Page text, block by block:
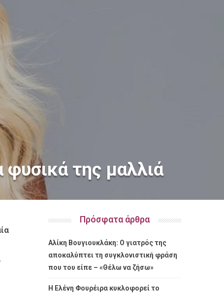
φυσικά της μαλλιά
Πρόσφατα άρθρα
Αλίκη Βουγιουκλάκη: Ο γιατρός της
αποκαλύπτει τη συγκλονιστική φράση
που του είπε – «Θέλω να ζήσω»
Η Ελένη Φουρέιρα κυκλοφορεί το